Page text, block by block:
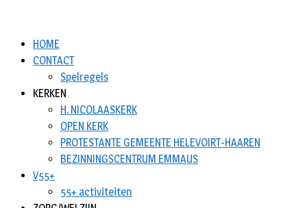
HOME
CONTACT
Spelregels
KERKEN
H. NICOLAASKERK
OPEN KERK
PROTESTANTE GEMEENTE HELEVOIRT-HAAREN
BEZINNINGSCENTRUM EMMAUS
V55+
55+ activiteiten